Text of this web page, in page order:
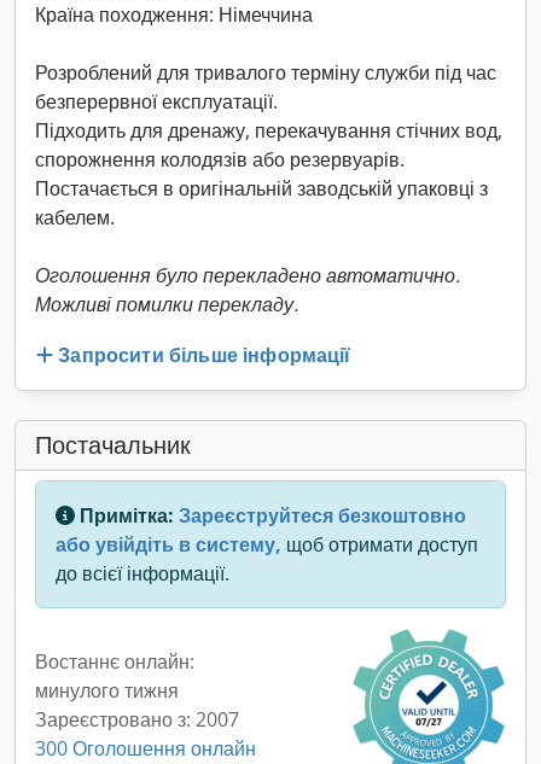
Країна походження: Німеччина
Розроблений для тривалого терміну служби під час
безперервної експлуатації.
Підходить для дренажу, перекачування стічних вод,
спорожнення колодязів або резервуарів.
Постачається в оригінальній заводській упаковці з
кабелем.
Оголошення було перекладено автоматично.
Можливі помилки перекладу.
Запросити більше інформації
Постачальник
Примітка: Зареєструйтеся безкоштовно
або увійдіть в систему, щоб отримати доступ
до всієї інформації.
Востаннє онлайн:
минулого тижня
Зареєстровано з: 2007
300 Оголошення онлайн